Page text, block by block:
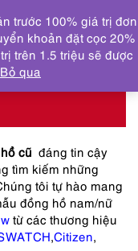
DANH MỤC
cũ đáng tin cậy
tìm kiếm những
tôi tự hào mang
đồng hồ nam/nữ
từ các thương hiệu
,Citizen,
trước 100% giá trị đơn
khoản đặt cọc 20%
trên 1.5 triệu sẽ được
Bỏ qua